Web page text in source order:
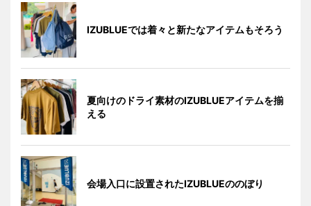
IZUBLUEでは着々と新たなアイテムもそろう
夏向けのドライ素材のIZUBLUEアイテムを揃
える
会場入口に設置されたIZUBLUEののぼり